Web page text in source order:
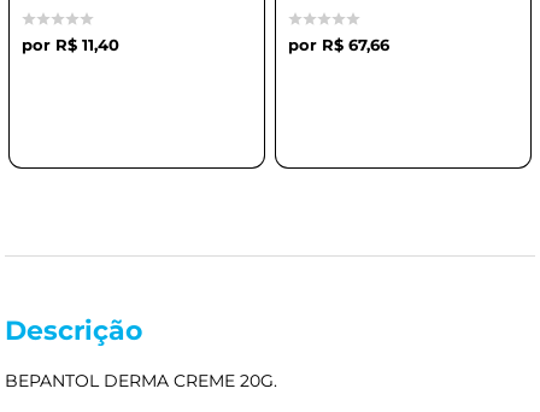
R$ 11,40 R$ 67,66
Descrição
BEPANTOL DERMA CREME 20G.